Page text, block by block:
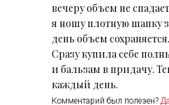
вечеру объем не
я ношу плотную шапку
день объем сохраняется.
Сразу купила себе
и бальзам в придачу.
каждый день.
Комментарий был полезен? Да